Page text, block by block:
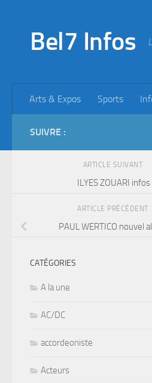
Bel7 Infos
Arts & Expos Sports
SUIVRE :
ARTICLE SUIVANT
ILYES ZOUARI infos
ARTICLE PRÉCÉDENT
PAUL WERTICO nouvel
CATÉGORIES
A la une
AC/DC
accordeoniste
Acteurs